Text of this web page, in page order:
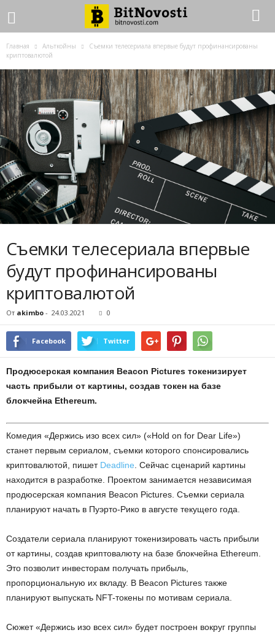
Главная Альткойны
Съемки телесериала впервые будут профинансированы
криптовалютой
Съемки телесериала впервые
будут профинансированы
криптовалютой
От akimbo - 24.03.2021 0
Facebook Twitter
Продюсерская компания Beacon Pictures токенизирует
часть прибыли от картины, создав токен на базе
блокчейна Ethereum.
Комедия «Держись изо всех сил» («Hold on for Dear Life»)
станет первым сериалом, съемки которого спонсировались
криптовалютой, пишет Deadline . Сейчас сценарий картины
находится в разработке. Проектом занимается независимая
продюсерская компания Beacon Pictures. Съемки сериала
планируют начать в Пуэрто-Рико в августе текущего года.
Создатели сериала планируют токенизировать часть прибыли
от картины, создав криптовалюту на базе блокчейна Ethereum.
Это позволит инвесторам получать прибыль,
пропорциональную их вкладу. В Beacon Pictures также
планируют выпускать NFT-токены по мотивам сериала.
Сюжет «Держись изо всех сил» будет построен вокруг группы